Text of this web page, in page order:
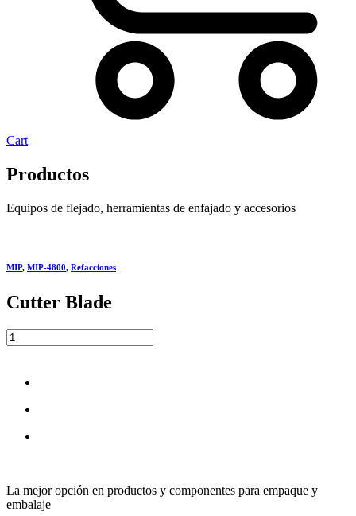
Cart
Productos
Equipos de flejado, herramientas de enfajado y accesorios
MIP, MIP-4800, Refacciones
Cutter Blade
Cutter
Blade
La mejor opción en productos y componentes para empaque y
embalaje